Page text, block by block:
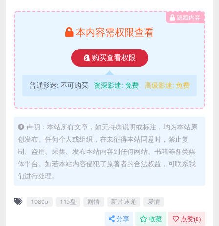
隐藏内容
本内容需权限查看
购买查看权限
普通影迷: 不可购买 资深影迷: 免费 高级影迷: 免费
声明：本站所有文章，如无特殊说明或标注，均为本站原
创发布。任何个人或组织，在未征得本站同意时，禁止复
制、盗用、采集、发布本站内容到任何网站、书籍等各类媒
体平台。如若本站内容侵犯了原著者的合法权益，可联系我
们进行处理。
1080p 115盘 剧情 新片速递 爱情
分享 收藏 点赞(0)